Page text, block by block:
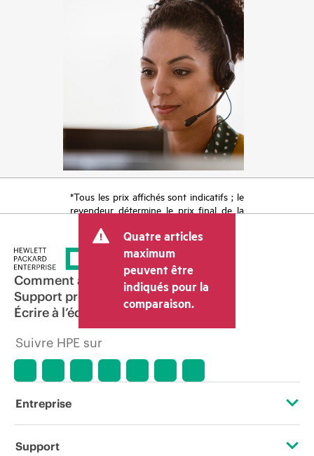
*Tous les prix affichés sont indicatifs ; le
revendeur détermine le prix final de la
tels que la TVA ou les taxes sur la vente
et les frais d’expédition. Le prix de la
transaction déterminé par le revendeur
peut varier par rapport à d’autres
revendeurs et au prix indicatif affiché.
Les prix indicatifs peuvent inclure des
offres promotionnelles limitées dans le
temps. HPE se réserve le droit d’ajuster
les prix à tout moment pour diverses
raisons, notamment, mais sans s’y limiter,
l’arrêt d’un produit, la disponibilité
période de promotion et des erreurs
dans les publicités.
Quatre articles
maximum
peuvent être
indiqués pour la
comparaison.
Comment acheter
Support produit
Écrire à l’équipe commerciale
Suivre HPE sur
Entreprise
À propos de HPE
Support